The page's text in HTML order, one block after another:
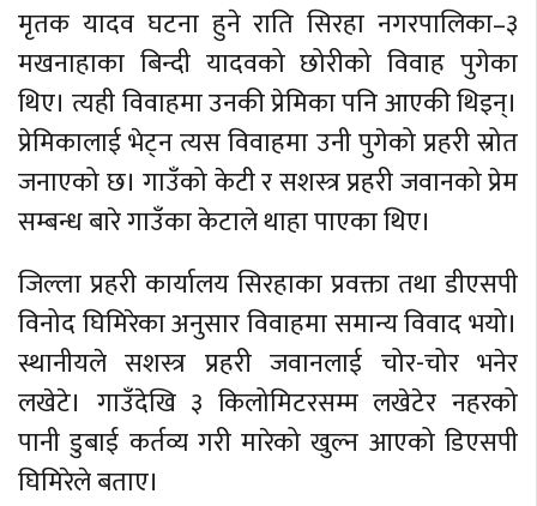
मृतक यादव घटना हुने राति सिरहा नगरपालिका–३
मखनाहाका बिन्दी यादवको छोरीको विवाह पुगेका
थिए। त्यही विवाहमा उनकी प्रेमिका पनि आएकी थिइन्।
प्रेमिकालाई भेट्न त्यस विवाहमा उनी पुगेको प्रहरी स्रोत
जनाएको छ। गाउँको केटी र सशस्त्र प्रहरी जवानको प्रेम
सम्बन्ध बारे गाउँका केटाले थाहा पाएका थिए।
जिल्ला प्रहरी कार्यालय सिरहाका प्रवक्ता तथा डीएसपी
विनोद घिमिरेका अनुसार विवाहमा समान्य विवाद भयो।
स्थानीयले सशस्त्र प्रहरी जवानलाई चोर-चोर भनेर
लखेटे। गाउँदेखि ३ किलोमिटरसम्म लखेटेर नहरको
पानी डुबाई कर्तव्य गरी मारेको खुल्न आएको डिएसपी
घिमिरेले बताए।